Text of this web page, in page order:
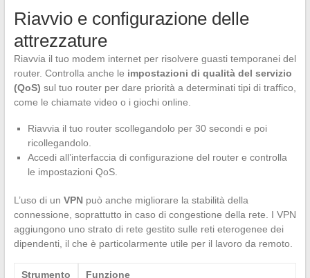
Riavvio e configurazione delle
attrezzature
Riavvia il tuo modem internet per risolvere guasti temporanei del
router. Controlla anche le impostazioni di qualità del servizio
(QoS) sul tuo router per dare priorità a determinati tipi di traffico,
come le chiamate video o i giochi online.
Riavvia il tuo router scollegandolo per 30 secondi e poi
ricollegandolo.
Accedi all’interfaccia di configurazione del router e controlla
le impostazioni QoS.
L’uso di un VPNpuò anche migliorare la stabilità della
connessione, soprattutto in caso di congestione della rete. I VPN
aggiungono uno strato di rete gestito sulle reti eterogenee dei
dipendenti, il che è particolarmente utile per il lavoro da remoto.
Strumento Funzione